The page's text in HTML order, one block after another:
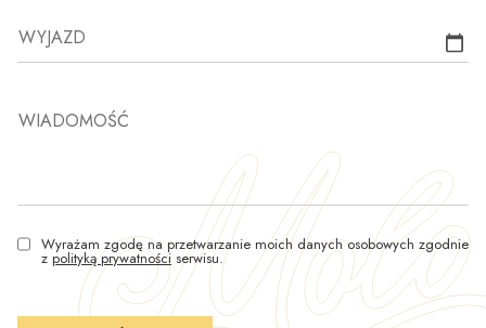
WYJAZD
WIADOMOŚĆ
Wyrażam zgodę na przetwarzanie moich danych osobowych zgodnie
z polityką prywatności serwisu.